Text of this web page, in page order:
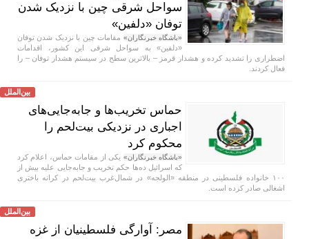
سواحل شرقی چین با نزدیک شدن
توفان «دلفین»
«باشگاه خبرنگاران» مقامات چین با نزدیک شدن توفان
«دلفین» به سواحل شرقی این کشور، اقدامات
اضطراری را تشدید کرده و هشدار قرمز – بالاترین سطح در سیستم هشدار توفان – را
فعال کردند.
بین‌الملل
حماس تخریب‌ها و جابه‌جایی‌های
اجباری در نزدیکی بیت‌لحم را
محکوم کرد
«باشگاه خبرنگاران» یکی از مقامات حماس، اعلام کرد
که اسرائیل ده‌ها حکم تخریب و جابه‌جایی علیه بیش از
۱۰۰ خانواده فلسطینی در منطقه «الولجه» در شمال‌غرب بیت‌لحم در کرانه باختری
اشغالی صادر کرده است.
بین‌الملل
مصر: آوارگی فلسطینیان از غزه